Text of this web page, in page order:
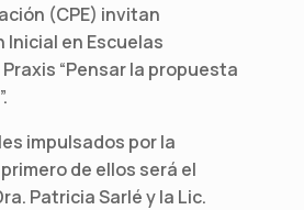
(CPE) invitan
en Escuelas
“Pensar la propuesta
impulsados por la
de ellos será el
Patricia Sarlé y la Lic.